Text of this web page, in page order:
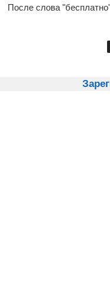
После слова